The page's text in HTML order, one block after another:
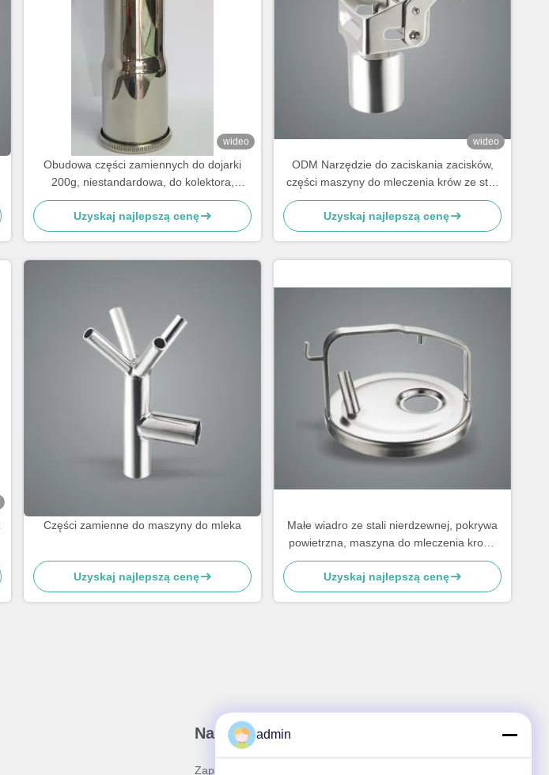
wideo
Obudowa części zamiennych do dojarki
200g, niestandardowa, do kolektora,
kubków strzykowych
Uzyskaj najlepszą cenę
wideo
ODM Narzędzie do zaciskania zacisków,
części maszyny do mleczenia krów ze stali
nierdzewnej
Uzyskaj najlepszą cenę
Części zamienne do maszyny do mleka
Uzyskaj najlepszą cenę
Małe wiadro ze stali nierdzewnej, pokrywa
powietrzna, maszyna do mleczenia krowy
części zamienne
Uzyskaj najlepszą cenę
Nasz biuletyn
Zapisz się do naszego newslettera, aby uzyskać zniżki i nie
admin